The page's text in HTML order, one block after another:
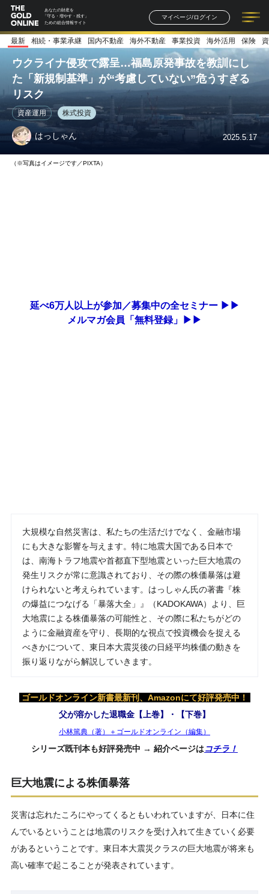
あなたの財産を
「守る・増やす・残す」
ための総合情報サイト
マイページ/ログイン
記事一覧 連載一覧
著者一覧 書籍一覧
最新 相続・事業承継 国内不動産 海外不動産 事業投資 海外活用 保険
ウクライナ侵攻で露呈…福島原発事故を教訓にし
た「新規制基準」が“考慮していない”危うすぎる
リスク
資産運用 株式投資
はっしゃん 2025.5.17
（※写真はイメージです／PIXTA）
延べ6万人以上が参加／募集中の全セミナー ▶▶
メルマガ会員「無料登録」▶▶
大規模な自然災害は、私たちの生活だけでなく、金融市場
にも大きな影響を与えます。特に地震大国である日本で
は、南海トラフ地震や首都直下型地震といった巨大地震の
発生リスクが常に意識されており、その際の株価暴落は避
けられないと考えられています。はっしゃん氏の著書『株
の爆益につなげる「暴落大全」』（KADOKAWA）より、巨
大地震による株価暴落の可能性と、その際に私たちがどの
ように金融資産を守り、長期的な視点で投資機会を捉える
べきかについて、東日本大震災後の日経平均株価の動きを
振り返りながら解説していきます。
ゴールドオンライン新書最新刊、Amazonにて好評発売中！
父が溶かした退職金【上巻】・【下巻】
小林篤典（著）＋ゴールドオンライン（編集）
シリーズ既刊本も好評発売中 → 紹介ページはコチラ！
巨大地震による株価暴落
災害は忘れたころにやってくるともいわれていますが、日本に住
んでいるということは地震のリスクを受け入れて生きていく必要
があるということです。東日本大震災クラスの巨大地震が将来も
高い確率で起こることが発表されています。